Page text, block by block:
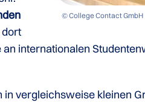
© College Contact GmbH
dort
internationalen
in vergleichsweise kleinen